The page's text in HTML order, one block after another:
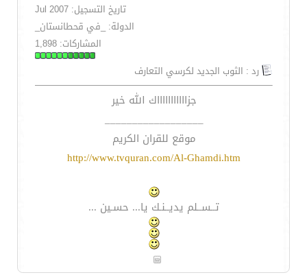
تاريخ التسجيل: Jul 2007
الدولة: _في قحطانستان_
المشاركات: 1,898
رد : الثوب الجديد لكرسي التعارف
جزاااااااااااك الله خير
__________________
موقع للقران الكريم
http://www.tvquran.com/Al-Ghamdi.htm
تــســلم يديــنـك يا... حسـين ...